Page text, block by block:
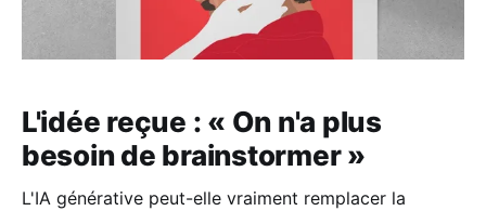
L'idée reçue : « On n'a plus
besoin de brainstormer »
L'IA générative peut-elle vraiment remplacer la